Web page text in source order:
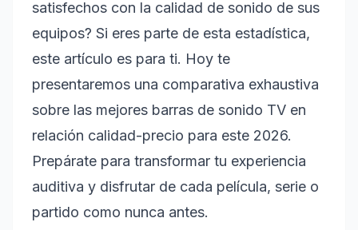
satisfechos con la calidad de sonido de sus
equipos? Si eres parte de esta estadística,
este artículo es para ti. Hoy te
presentaremos una comparativa exhaustiva
sobre las mejores barras de sonido TV en
relación calidad-precio para este 2026.
Prepárate para transformar tu experiencia
auditiva y disfrutar de cada película, serie o
partido como nunca antes.